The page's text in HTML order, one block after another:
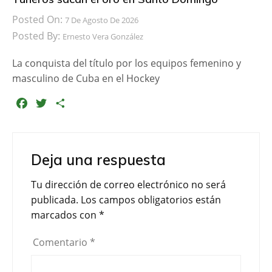
Posted On: 7 De Agosto De 2026
Posted By: Ernesto Vera González
La conquista del título por los equipos femenino y
masculino de Cuba en el Hockey
b
o
k
t
r
a
t
i
r
Deja una respuesta
Tu dirección de correo electrónico no será
publicada. Los campos obligatorios están
marcados con *
Comentario *